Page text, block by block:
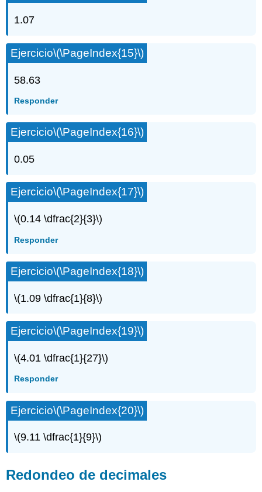
1.07
Ejercicio\(\PageIndex{15}\)
58.63
Responder
Ejercicio\(\PageIndex{16}\)
0.05
Ejercicio\(\PageIndex{17}\)
\(0.14 \dfrac{2}{3}\)
Responder
Ejercicio\(\PageIndex{18}\)
\(1.09 \dfrac{1}{8}\)
Ejercicio\(\PageIndex{19}\)
\(4.01 \dfrac{1}{27}\)
Responder
Ejercicio\(\PageIndex{20}\)
\(9.11 \dfrac{1}{9}\)
Redondeo de decimales